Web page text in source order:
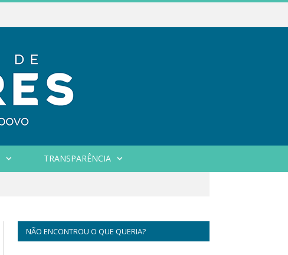
TRANSPARÊNCIA
NÃO ENCONTROU O QUE QUERIA?